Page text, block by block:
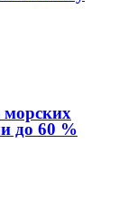
до 60 %